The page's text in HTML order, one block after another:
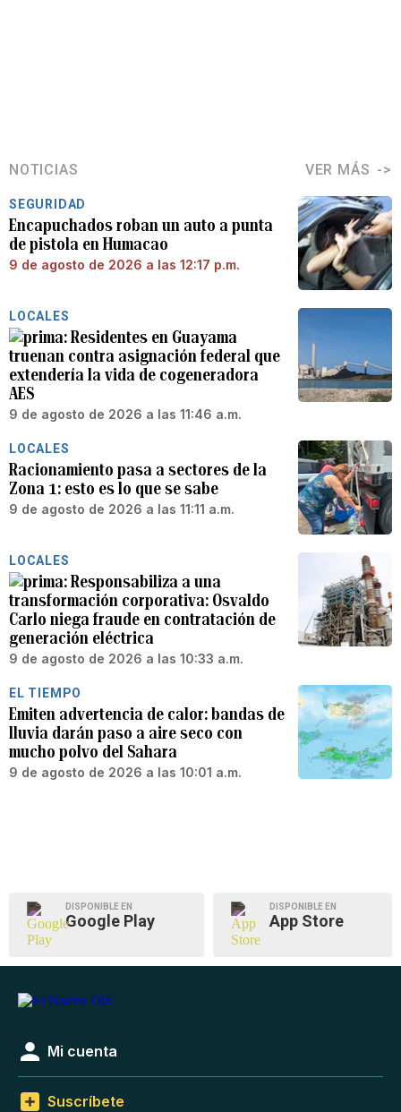
NOTICIAS VER MÁS
SEGURIDAD
Encapuchados roban un auto a punta
de pistola en Humacao
9 de agosto de 2026 a las 12:17 p.m.
LOCALES
Residentes en Guayama
truenan contra asignación federal que
extendería la vida de cogeneradora
AES
9 de agosto de 2026 a las 11:46 a.m.
LOCALES
Racionamiento pasa a sectores de la
Zona 1: esto es lo que se sabe
9 de agosto de 2026 a las 11:11 a.m.
LOCALES
Responsabiliza a una
transformación corporativa: Osvaldo
Carlo niega fraude en contratación de
generación eléctrica
9 de agosto de 2026 a las 10:33 a.m.
EL TIEMPO
Emiten advertencia de calor: bandas de
lluvia darán paso a aire seco con
mucho polvo del Sahara
9 de agosto de 2026 a las 10:01 a.m.
DISPONIBLE EN
Google Play
DISPONIBLE EN
App Store
Mi cuenta
Suscríbete